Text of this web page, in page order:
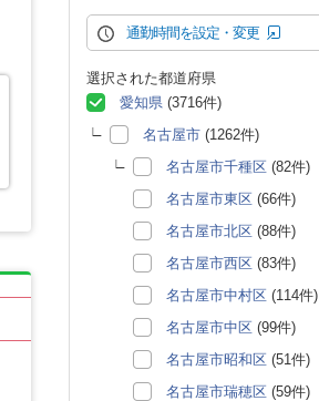
通勤時間を設定・変更
選択された都道府県
愛知県 (3716件)
名古屋市 (1262件)
名古屋市千種区 (82件)
名古屋市東区 (66件)
名古屋市北区 (88件)
名古屋市西区 (83件)
名古屋市中村区 (114件)
名古屋市中区 (99件)
名古屋市昭和区 (51件)
名古屋市瑞穂区 (59件)